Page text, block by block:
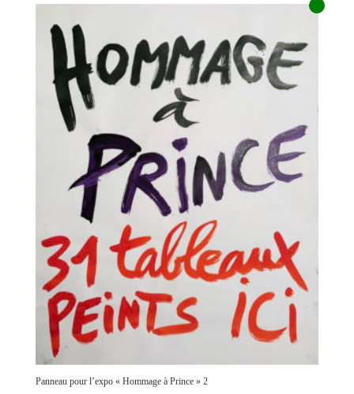
Panneau pour l’expo « Hommage à Prince » 2